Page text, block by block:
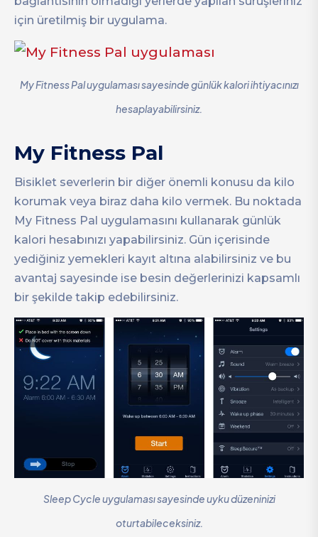
için üretilmiş bir uygulama.
My Fitness Pal uygulaması sayesinde günlük kalori ihtiyacınızı
hesaplayabilirsiniz.
My Fitness Pal
Bisiklet severlerin bir diğer önemli konusu da kilo
korumak veya biraz daha kilo vermek. Bu noktada
My Fitness Pal uygulamasını kullanarak günlük
kalori hesabınızı yapabilirsiniz. Gün içerisinde
yediğiniz yemekleri kayıt altına alabilirsiniz ve bu
avantaj sayesinde ise besin değerlerinizi kapsamlı
bir şekilde takip edebilirsiniz.
Sleep Cycle uygulaması sayesinde uyku düzeninizi
oturtabileceksiniz.